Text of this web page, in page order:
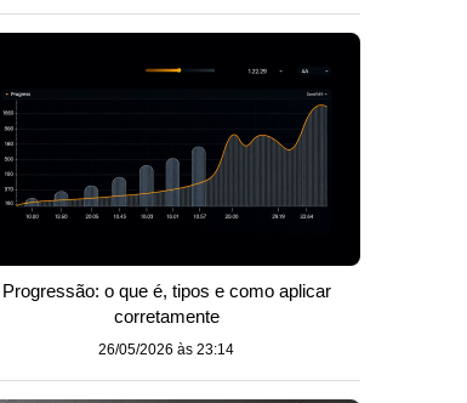
Progressão: o que é, tipos e como aplicar
corretamente
26/05/2026 às 23:14